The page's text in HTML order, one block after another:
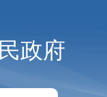
政府